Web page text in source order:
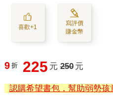
喜歡+1
寫評價
賺金幣
9 折 225 元 250 元
認購希望書包，幫助弱勢孩